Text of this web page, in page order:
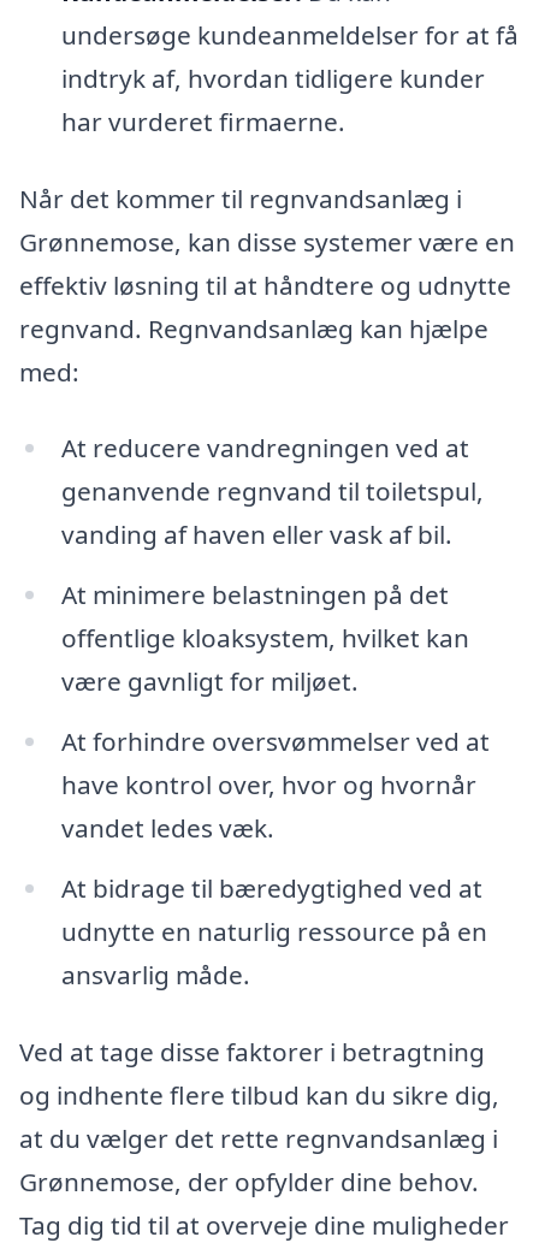
undersøge kundeanmeldelser for at få
indtryk af, hvordan tidligere kunder
har vurderet firmaerne.
Når det kommer til regnvandsanlæg i
Grønnemose, kan disse systemer være en
effektiv løsning til at håndtere og udnytte
regnvand. Regnvandsanlæg kan hjælpe
med:
At reducere vandregningen ved at
genanvende regnvand til toiletspul,
vanding af haven eller vask af bil.
At minimere belastningen på det
offentlige kloaksystem, hvilket kan
være gavnligt for miljøet.
At forhindre oversvømmelser ved at
have kontrol over, hvor og hvornår
vandet ledes væk.
At bidrage til bæredygtighed ved at
udnytte en naturlig ressource på en
ansvarlig måde.
Ved at tage disse faktorer i betragtning
og indhente flere tilbud kan du sikre dig,
at du vælger det rette regnvandsanlæg i
Grønnemose, der opfylder dine behov.
Tag dig tid til at overveje dine muligheder